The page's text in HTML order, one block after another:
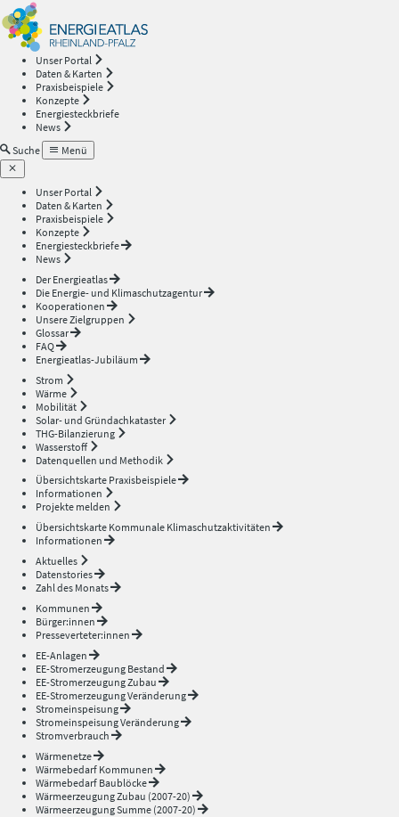
Unser Portal
Daten & Karten
Praxisbeispiele
Konzepte
Energiesteckbriefe
News
Suche
Menü
Unser Portal
Daten & Karten
Praxisbeispiele
Konzepte
Energiesteckbriefe
News
Der Energieatlas
Die Energie- und Klimaschutzagentur
Kooperationen
Unsere Zielgruppen
Glossar
FAQ
Energieatlas-Jubiläum
Strom
Wärme
Mobilität
Solar- und Gründachkataster
THG-Bilanzierung
Wasserstoff
Datenquellen und Methodik
Übersichtskarte Praxisbeispiele
Informationen
Projekte melden
Übersichtskarte Kommunale Klimaschutzaktivitäten
Informationen
Aktuelles
Datenstories
Zahl des Monats
Kommunen
Bürger:innen
Presseverteter:innen
EE-Anlagen
EE-Stromerzeugung Bestand
EE-Stromerzeugung Zubau
EE-Stromerzeugung Veränderung
Stromeinspeisung
Stromeinspeisung Veränderung
Stromverbrauch
Wärmenetze
Wärmebedarf Kommunen
Wärmebedarf Baublöcke
Wärmeerzeugung Zubau (2007-20)
Wärmeerzeugung Summe (2007-20)